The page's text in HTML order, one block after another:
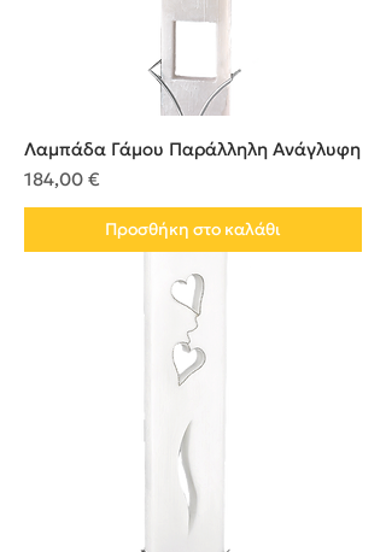
Λαμπάδα Γάμου Παράλληλη Ανάγλυφη
Τιμή
184,00 €
Προσθήκη στο καλάθι